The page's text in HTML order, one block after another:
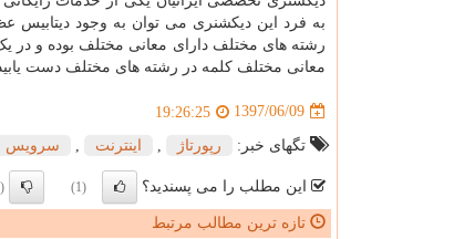
به فرد این دیکشنری می توان به وجود دیتابیس
رشته های مختلف دارای معانی مختلف بوده و در
معانی مختلف کلمه در رشته های مختلف دست
1397/06/09
19:26:25
تگهای خبر: رپورتاژ اینترنت سرویس
این مطلب را می پسندید؟ (1)
(0)
تازه ترین مطالب مرتبط